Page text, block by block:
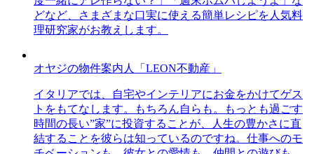
どなど、さまざまな口実に使える簡単レシピを人気料
理研究家がお教えします。
オヤジの物件案内人「LEON不動産」
イタリアでは、自宅やインテリアにお金をかけてゲス
トをもてなします。もちろん自らも。もっとも過ごす
時間の長い”家”に投資することが、人生の豊かさに直
結することを彼らは知っているのですね。仕事へのモ